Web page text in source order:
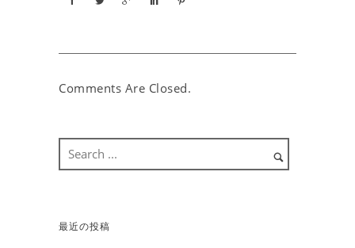
Comments Are Closed.
最近の投稿